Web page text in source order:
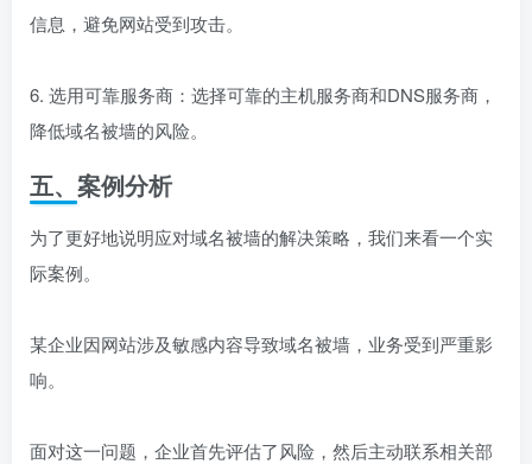
信息，避免网站受到攻击。
6. 选用可靠服务商：选择可靠的主机服务商和DNS服务商，
降低域名被墙的风险。
五、案例分析
为了更好地说明应对域名被墙的解决策略，我们来看一个实
际案例。
某企业因网站涉及敏感内容导致域名被墙，业务受到严重影
响。
面对这一问题，企业首先评估了风险，然后主动联系相关部